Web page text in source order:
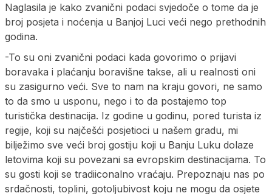
Naglasila je kako zvanični podaci svjedoče o tome da je
broj posjeta i noćenja u Banjoj Luci veći nego prethodnih
godina.
-To su oni zvanični podaci kada govorimo o prijavi
boravaka i plaćanju boravišne takse, ali u realnosti oni
su zasigurno veći. Sve to nam na kraju govori, ne samo
to da smo u usponu, nego i to da postajemo top
turistička destinacija. Iz godine u godinu, pored turista iz
regije, koji su najčešći posjetioci u našem gradu, mi
bilježimo sve veći broj gostiju koji u Banju Luku dolaze
letovima koji su povezani sa evropskim destinacijama. To
su gosti koji se tradiiconalno vraćaju. Prepoznaju nas po
srdačnosti, toplini, gotoljubivost koju ne mogu da osjete